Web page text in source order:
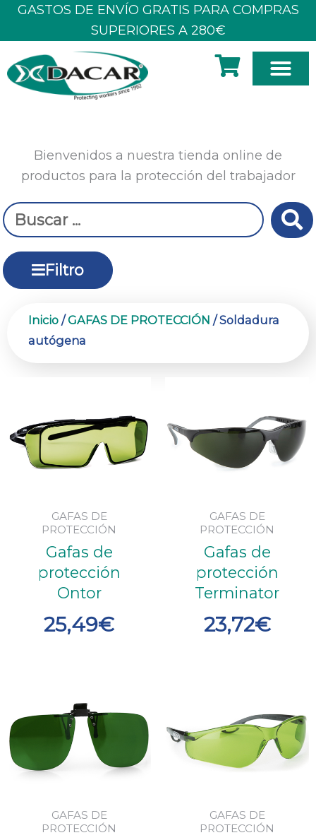
GASTOS DE ENVÍO GRATIS PARA COMPRAS
SUPERIORES A 280€
Bienvenidos a nuestra tienda online de
productos para la protección del trabajador
Filtro
Search
...
Inicio /GAFAS DE PROTECCIÓN / Soldadura
autógena
GAFAS DE
PROTECCIÓN
Gafas de
protección
Ontor
25,49€
GAFAS DE
PROTECCIÓN
Gafas de
protección
Terminator
23,72€
GAFAS DE
PROTECCIÓN
GAFAS DE
PROTECCIÓN